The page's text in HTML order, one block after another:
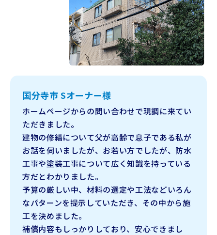
国分寺市 Sオーナー様
ホームページからの問い合わせで現調に来てい
ただきました。
建物の修繕について父が高齢で息子である私が
お話を伺いましたが、 お若い方でしたが、防水
工事や塗装工事について広く知識を持っている
方だとわかりました。
予算の厳しい中、材料の選定や工法などいろん
なパターンを提示していただき、その中から施
工を決めました。
補償内容もしっかりしており、安心できまし